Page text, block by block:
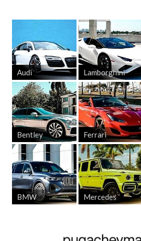
Audi Lamborghini
Bentley Ferrari
BMW Mercedes